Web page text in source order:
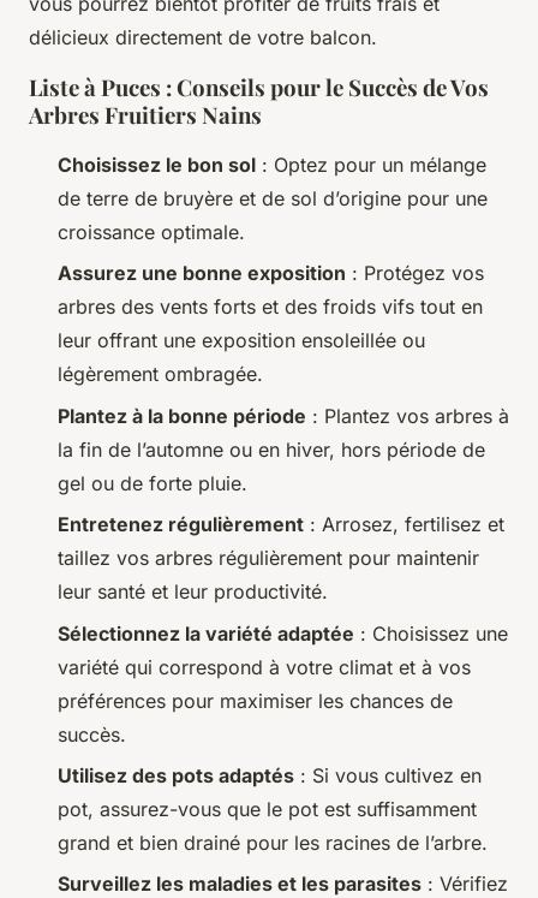
délicieux directement de votre balcon.
Liste à Puces : Conseils pour le Succès de Vos
Arbres Fruitiers Nains
Choisissez le bon sol : Optez pour un mélange
de terre de bruyère et de sol d’origine pour une
croissance optimale.
Assurez une bonne exposition : Protégez vos
arbres des vents forts et des froids vifs tout en
leur offrant une exposition ensoleillée ou
légèrement ombragée.
Plantez à la bonne période : Plantez vos arbres à
la fin de l’automne ou en hiver, hors période de
gel ou de forte pluie.
Entretenez régulièrement : Arrosez, fertilisez et
taillez vos arbres régulièrement pour maintenir
leur santé et leur productivité.
Sélectionnez la variété adaptée : Choisissez une
variété qui correspond à votre climat et à vos
préférences pour maximiser les chances de
succès.
Utilisez des pots adaptés : Si vous cultivez en
pot, assurez-vous que le pot est suffisamment
grand et bien drainé pour les racines de l’arbre.
Surveillez les maladies et les parasites : Vérifiez